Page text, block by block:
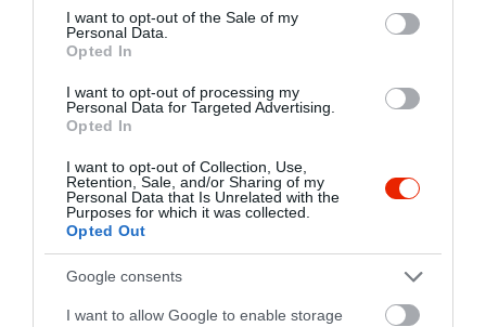
consent section.
I want to opt-out of the Sale of my
Personal Data.
Opted In
I want to opt-out of processing my
Personal Data for Targeted Advertising.
Opted In
I want to opt-out of Collection, Use,
Retention, Sale, and/or Sharing of my
Personal Data that Is Unrelated with the
Purposes for which it was collected.
Opted Out
Google consents
I want to allow Google to enable storage
Összesen 1
Kovacs Sandor
2011. Augusztus 27.
Egy vasarnap delutan az
döntöttem,hogy
megismerkedünk a hellyel.
Eldugott helyen ,de szep
környezetben allo mini
kastely,de nem rossz